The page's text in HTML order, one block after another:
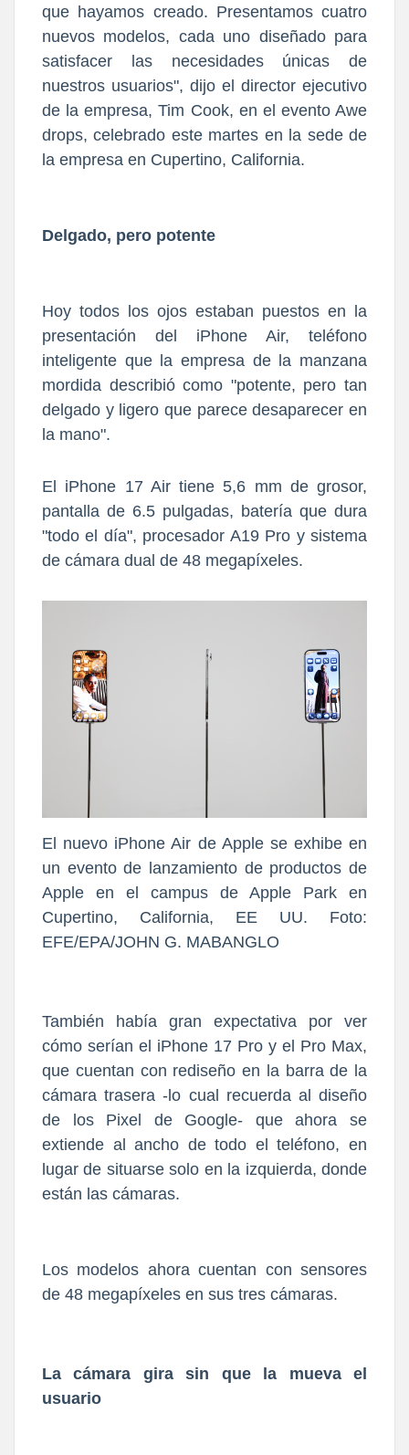
que hayamos creado. Presentamos cuatro
nuevos modelos, cada uno diseñado para
satisfacer las necesidades únicas de
nuestros usuarios", dijo el director ejecutivo
de la empresa, Tim Cook, en el evento Awe
drops, celebrado este martes en la sede de
la empresa en Cupertino, California.
Delgado, pero potente
Hoy todos los ojos estaban puestos en la
presentación del iPhone Air, teléfono
inteligente que la empresa de la manzana
mordida describió como "potente, pero tan
delgado y ligero que parece desaparecer en
la mano".
El iPhone 17 Air tiene 5,6 mm de grosor,
pantalla de 6.5 pulgadas, batería que dura
"todo el día", procesador A19 Pro y sistema
de cámara dual de 48 megapíxeles.
El nuevo iPhone Air de Apple se exhibe en
un evento de lanzamiento de productos de
Apple en el campus de Apple Park en
Cupertino, California, EE UU. Foto:
EFE/EPA/JOHN G. MABANGLO
También había gran expectativa por ver
cómo serían el iPhone 17 Pro y el Pro Max,
que cuentan con rediseño en la barra de la
cámara trasera -lo cual recuerda al diseño
de los Pixel de Google- que ahora se
extiende al ancho de todo el teléfono, en
lugar de situarse solo en la izquierda, donde
están las cámaras.
Los modelos ahora cuentan con sensores
de 48 megapíxeles en sus tres cámaras.
La cámara gira sin que la mueva el
usuario